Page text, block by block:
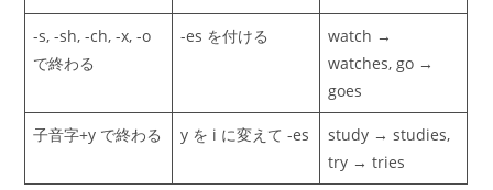
-s, -sh, -ch, -x, -o
で終わる
-es を付ける
watch →
watches, go →
goes
子音字+y で終わる y を i に変えて -es
study → studies,
try → tries